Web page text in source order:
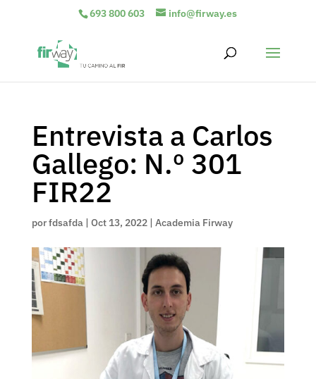
693 800 603 info@firway.es
Entrevista a Carlos
Gallego: N.º 301
FIR22
porfdsafda| Oct 13, 2022| Academia Firway